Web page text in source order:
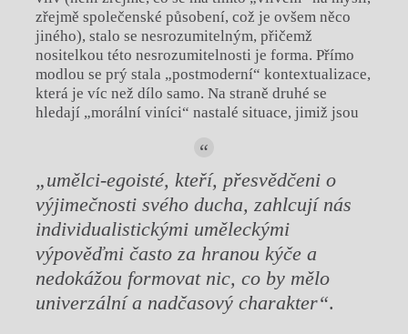
zřejmě společenské působení, což je ovšem něco
jiného), stalo se nesrozumitelným, přičemž
nositelkou této nesrozumitelnosti je forma. Přímo
modlou se prý stala „postmoderní“ kontextualizace,
která je víc než dílo samo. Na straně druhé se
hledají „morální viníci“ nastalé situace, jimiž jsou
„umělci-egoisté, kteří, přesvědčeni o
výjimečnosti svého ducha, zahlcují nás
individualistickými uměleckými
výpověďmi často za hranou kýče a
nedokážou formovat nic, co by mělo
univerzální a nadčasový charakter“.